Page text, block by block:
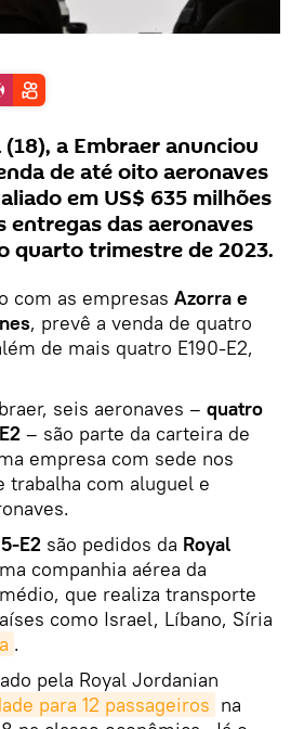
a Embraer anunciou
de até oito aeronaves
em US$ 635 milhões
entregas das aeronaves
quarto trimestre de 2023.
com as empresas Azorra e
, prevê a venda de quatro
de mais quatro E190-E2,
seis aeronaves – quatro
– são parte da carteira de
empresa com sede nos
trabalha com aluguel e
E2 são pedidos da Royal
companhia aérea da
que realiza transporte
como Israel, Líbano, Síria
.
pela Royal Jordanian
para 12 passageiros na